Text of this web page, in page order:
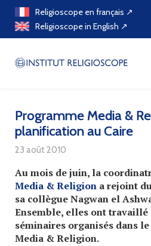
Skip
Religioscope en français ↗
Religioscope in English ↗
Programme Media &
planification au Caire
23 août 2010
Au mois de juin, la
Media & Religion a rejoint
sa collègue Nagwan el
Ensemble, elles ont travaillé
séminaires organisés dans
Media & Religion.